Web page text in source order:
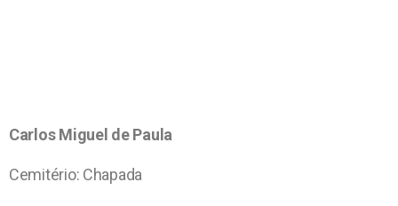
Carlos Miguel de Paula
Cemitério: Chapada